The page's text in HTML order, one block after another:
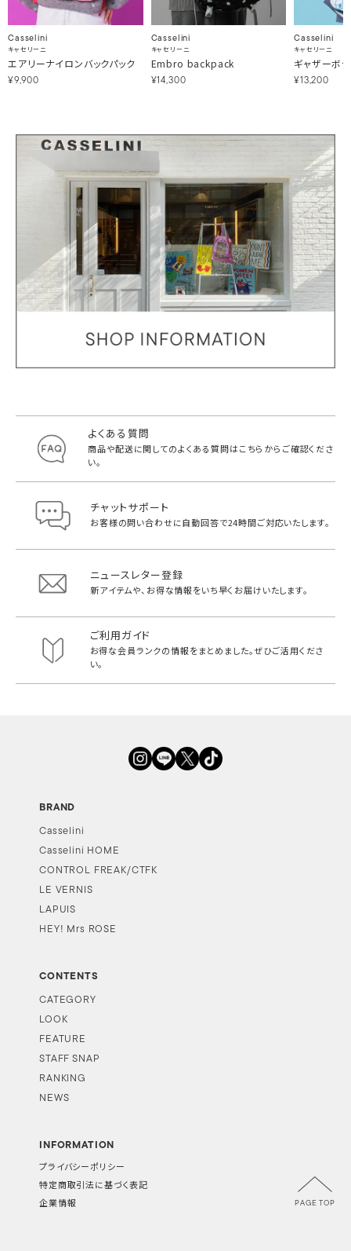
Casselini
キャセリーニ
エアリーナイロンバックパック
¥9,900
Casselini
キャセリーニ
Embro backpack
¥14,300
Casselini
キャセリーニ
ギャザーボ
¥13,200
よくある質問
商品や配送に関してのよくある質問はこちらからご確認くださ
い。
チャットサポート
お客様の問い合わせに自動回答で24時間ご対応いたします。
ニュースレター登録
新アイテムや、お得な情報をいち早く お届けいたします。
ご利用ガイド
お得な会員ランクの情報をまとめました。ぜひご活用くださ
い。
BRAND
Casselini
Casselini HOME
CONTROL FREAK/CTFK
LE VERNIS
LAPUIS
HEY! Mrs ROSE
CONTENTS
CATEGORY
LOOK
FEATURE
STAFF SNAP
RANKING
NEWS
INFORMATION
プライバシーポリシー
特定商取引法に基づく表記
企業情報 PAGE TOP